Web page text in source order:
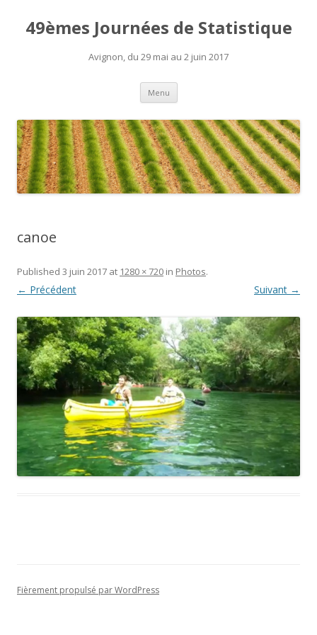
49èmes Journées de Statistique
Avignon, du 29 mai au 2 juin 2017
Menu Aller
contenu
canoe
Published 3 juin 2017 at 1280 × 720 in Photos.
← Précédent Suivant →
Fièrement propulsé par WordPress